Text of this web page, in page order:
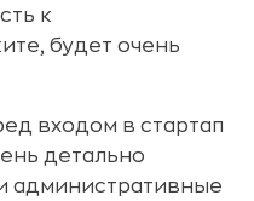
к
будет очень
входом в стартап
детально
административные